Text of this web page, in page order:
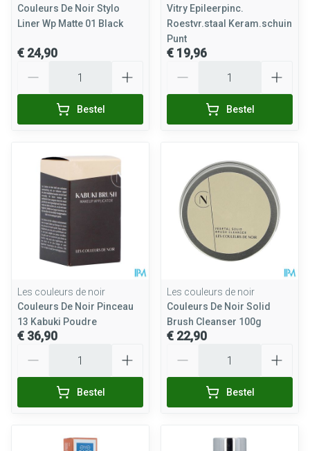
Couleurs De Noir Stylo
Liner Wp Matte 01 Black
€ 24,90
Bestel
Vitry Epileerpinc.
Roestvr.staal Keram.schuin
Punt
€ 19,96
Bestel
Les couleurs de noir
Couleurs De Noir Pinceau
13 Kabuki Poudre
€ 36,90
Bestel
Les couleurs de noir
Couleurs De Noir Solid
Brush Cleanser 100g
€ 22,90
Bestel